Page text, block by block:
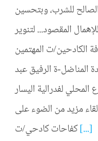
الصالح للشرب، وبتحسين
المقصود... لتنوير
الكادحين/ت المهتمين
المناضل-ة الرفيق عبد
المحلي لفدرالية اليسار
مزيد من الضوء على
[...]